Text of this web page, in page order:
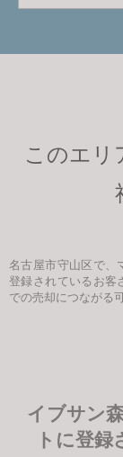
このエリ
名古屋市守山区で、
登録されているお客
での売却につながる
イブサン
トに登